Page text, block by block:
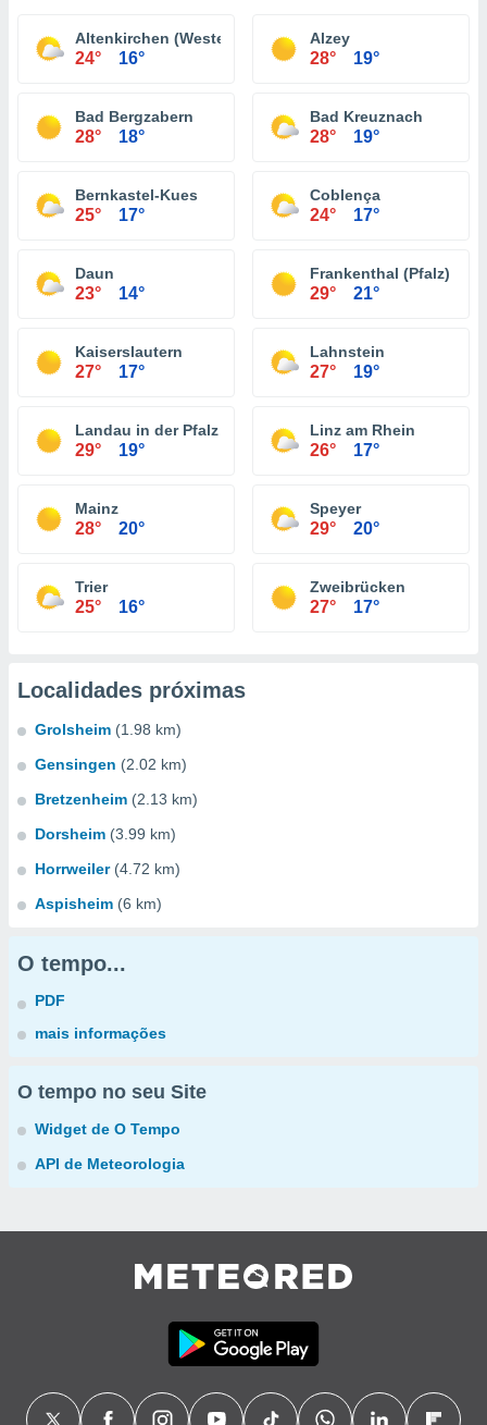
Altenkirchen (Westerwald)
24° 16°
Alzey
28° 19°
Bad Bergzabern
28° 18°
Bad Kreuznach
28° 19°
Bernkastel-Kues
25° 17°
Coblença
24° 17°
Daun
23° 14°
Frankenthal (Pfalz)
29° 21°
Kaiserslautern
27° 17°
Lahnstein
27° 19°
Landau in der Pfalz
29° 19°
Linz am Rhein
26° 17°
Mainz
28° 20°
Speyer
29° 20°
Trier
25° 16°
Zweibrücken
27° 17°
Localidades próximas
Grolsheim (1.98 km)
Gensingen (2.02 km)
Bretzenheim (2.13 km)
Dorsheim (3.99 km)
Horrweiler (4.72 km)
Aspisheim (6 km)
O tempo...
PDF
mais informações
O tempo no seu Site
Widget de O Tempo
API de Meteorologia